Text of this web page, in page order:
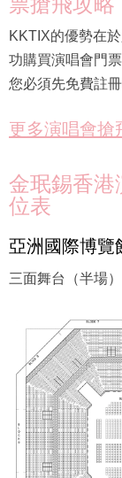
KKTIX的優勢在
功購買演唱會門
您必須先免費註
更多演唱會搶
金珉錫香港
位表
亞洲國際博覽
三面舞台（半場）